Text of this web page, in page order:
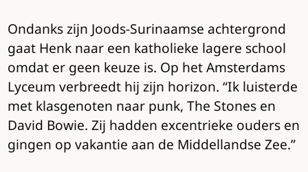
Ondanks zijn Joods-Surinaamse achtergrond
gaat Henk naar een katholieke lagere school
omdat er geen keuze is. Op het Amsterdams
Lyceum verbreedt hij zijn horizon. “Ik luisterde
met klasgenoten naar punk, The Stones en
David Bowie. Zij hadden excentrieke ouders en
gingen op vakantie aan de Middellandse Zee.”